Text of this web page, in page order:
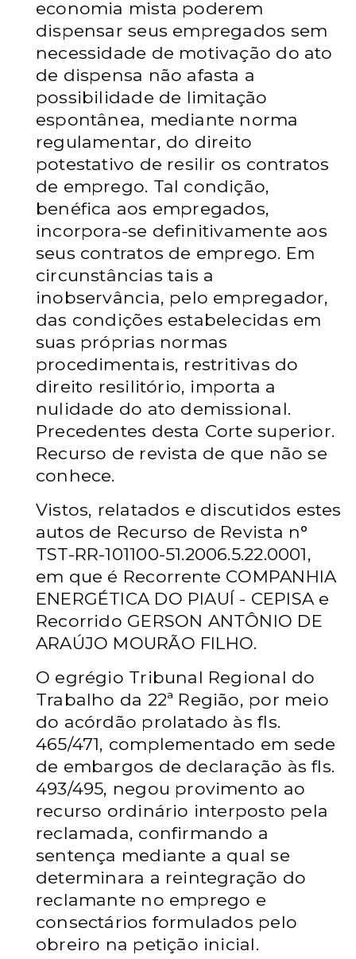
economia mista poderem
dispensar seus empregados sem
necessidade de motivação do ato
de dispensa não afasta a
possibilidade de limitação
espontânea, mediante norma
regulamentar, do direito
potestativo de resilir os contratos
de emprego. Tal condição,
benéfica aos empregados,
incorpora-se definitivamente aos
seus contratos de emprego. Em
circunstâncias tais a
inobservância, pelo empregador,
das condições estabelecidas em
suas próprias normas
procedimentais, restritivas do
direito resilitório, importa a
nulidade do ato demissional.
Precedentes desta Corte superior.
Recurso de revista de que não se
conhece.
Vistos, relatados e discutidos estes
autos de Recurso de Revista n°
TST-RR-101100-51.2006.5.22.0001,
em que é Recorrente COMPANHIA
ENERGÉTICA DO PIAUÍ - CEPISA e
Recorrido GERSON ANTÔNIO DE
ARAÚJO MOURÃO FILHO.
O egrégio Tribunal Regional do
Trabalho da 22ª Região, por meio
do acórdão prolatado às fls.
465/471, complementado em sede
de embargos de declaração às fls.
493/495, negou provimento ao
recurso ordinário interposto pela
reclamada, confirmando a
sentença mediante a qual se
determinara a reintegração do
reclamante no emprego e
consectários formulados pelo
obreiro na petição inicial.